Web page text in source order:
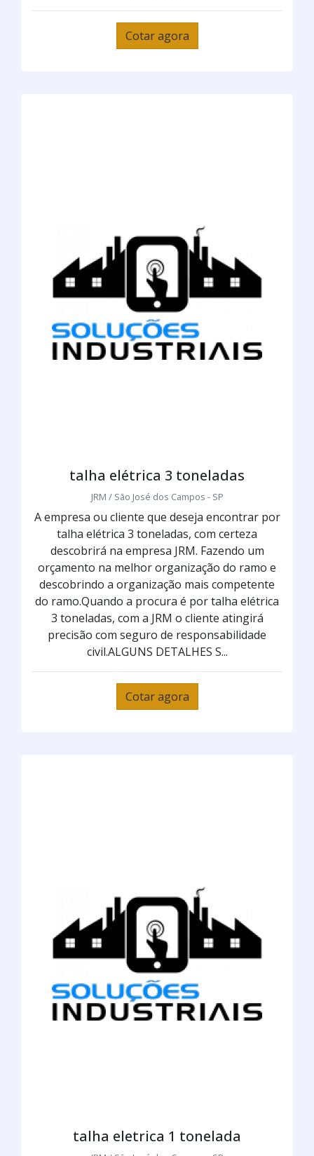
Cotar agora
talha elétrica 3 toneladas
JRM / São José dos Campos - SP
A empresa ou cliente que deseja encontrar por
talha elétrica 3 toneladas, com certeza
descobrirá na empresa JRM. Fazendo um
orçamento na melhor organização do ramo e
descobrindo a organização mais competente
do ramo.Quando a procura é por talha elétrica
3 toneladas, com a JRM o cliente atingirá
precisão com seguro de responsabilidade
civil.ALGUNS DETALHES S...
Cotar agora
talha eletrica 1 tonelada